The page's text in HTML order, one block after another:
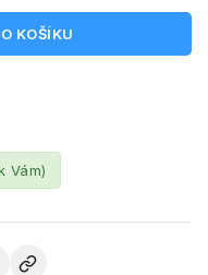
KOŠÍKU
Vám)